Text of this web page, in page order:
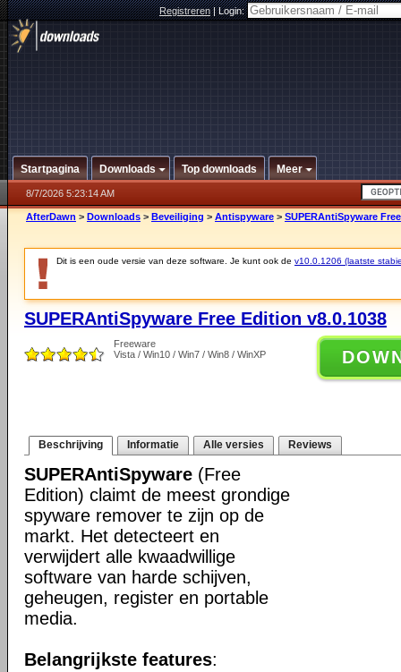
Registreren|Login:
Startpagina Downloads Top downloads Meer
8/7/2026 5:23:14 AM
AfterDawn > Downloads > Beveiliging > Antispyware > SUPERAntiSpyware
Dit is een oude versie van deze software. Je kunt ook de v10.0.1206 (laatste
SUPERAntiSpyware Free Edition v8.0.1038
Freeware
Vista / Win10 / Win7 / Win8 / WinXP
Beschrijving Informatie Alle versies Reviews
SUPERAntiSpyware (Free
Edition) claimt de meest grondige
spyware remover te zijn op de
markt. Het detecteert en
verwijdert alle kwaadwillige
software van harde schijven,
geheugen, register en portable
media.
Belangrijkste features: